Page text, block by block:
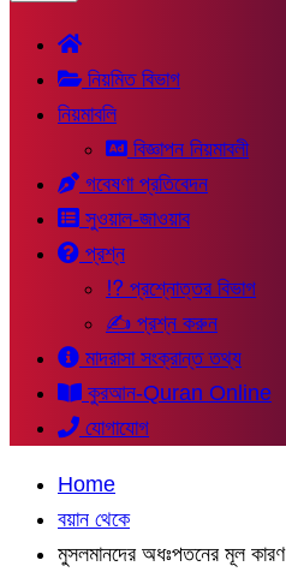
নিয়মিত বিভাগ
নিয়মাবলি
বিজ্ঞাপন নিয়মাবলী
গবেষণা প্রতিবেদন
সুওয়াল-জাওয়াব
প্রশ্ন
⁉ প্রশ্নোত্তর বিভাগ
✍ প্রশ্ন করুন
মাদরাসা সংক্রান্ত তথ্য
কুরআন-Quran Online
যোগাযোগ
Home
বয়ান থেকে
মুসলমানদের অধঃপতনের মূল কারণ